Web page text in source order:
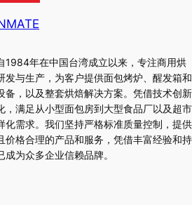
1984年在中国台湾成立以来，专注商用烘
发与生产，为客户提供面包烤炉、醒发箱和
备，以及整套烘焙解决方案。凭借技术创新
，满足从小型面包房到大型食品厂以及超市
化需求。我们坚持严格标准质量控制，提供
价格合理的产品和服务，凭借丰富经验和持
成为众多企业信赖品牌。